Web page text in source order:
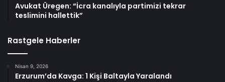
Avukat Üregen: “İcra kanalıyla partimizi tekrar
teslimini hallettik”
Rastgele Haberler
Nisan 9, 2026
Erzurum’da Kavga: 1 Kişi Baltayla Yaralandı